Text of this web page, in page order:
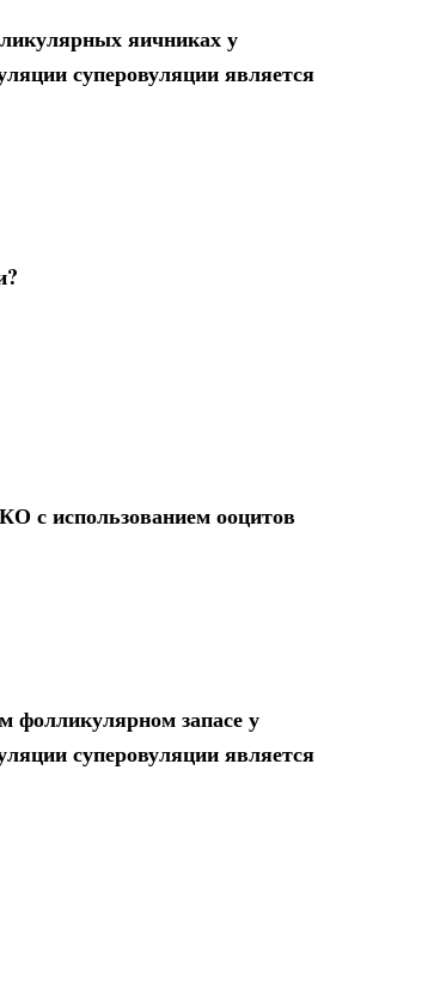
яичниках у
суперовуляции является
с использованием ооцитов
фолликулярном запасе у
суперовуляции является